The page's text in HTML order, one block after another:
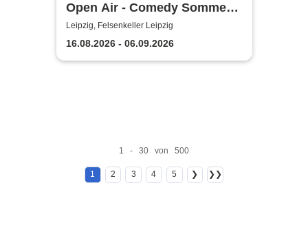
Open Air - Comedy Sommer
Shows | Felsenkeller Leipzig
Leipzig, Felsenkeller Leipzig
16.08.2026 - 06.09.2026
1 - 30 von 500
1 2 3 4 5 ❯ ❯❯